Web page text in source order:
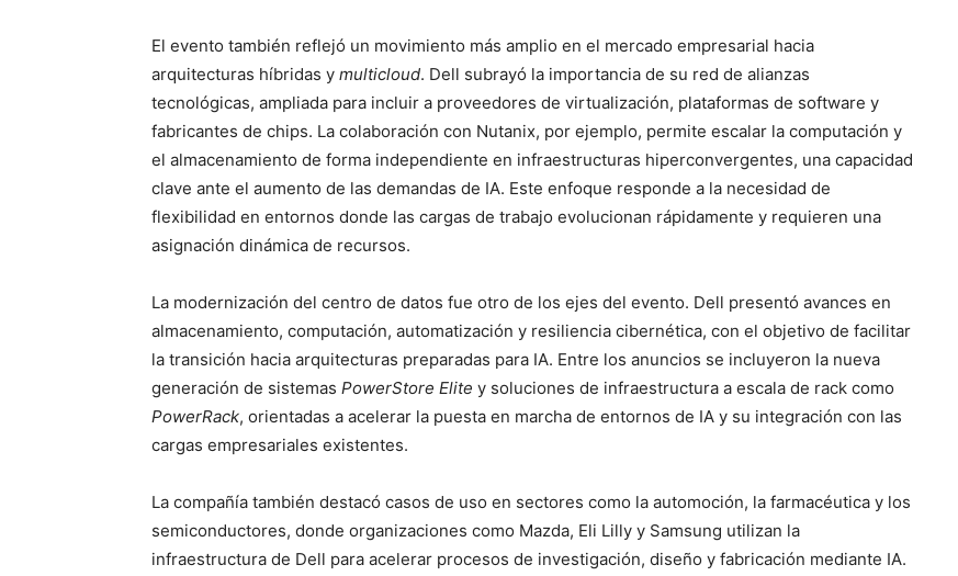
El evento también reflejó un movimiento más amplio en el mercado empresarial hacia
arquitecturas híbridas y multicloud. Dell subrayó la importancia de su red de alianzas
tecnológicas, ampliada para incluir a proveedores de virtualización, plataformas de software y
fabricantes de chips. La colaboración con Nutanix, por ejemplo, permite escalar la computación y
el almacenamiento de forma independiente en infraestructuras hiperconvergentes, una capacidad
clave ante el aumento de las demandas de IA. Este enfoque responde a la necesidad de
flexibilidad en entornos donde las cargas de trabajo evolucionan rápidamente y requieren una
asignación dinámica de recursos.
La modernización del centro de datos fue otro de los ejes del evento. Dell presentó avances en
almacenamiento, computación, automatización y resiliencia cibernética, con el objetivo de facilitar
la transición hacia arquitecturas preparadas para IA. Entre los anuncios se incluyeron la nueva
generación de sistemas PowerStore Elite y soluciones de infraestructura a escala de rack como
PowerRack, orientadas a acelerar la puesta en marcha de entornos de IA y su integración con las
cargas empresariales existentes.
La compañía también destacó casos de uso en sectores como la automoción, la farmacéutica y los
semiconductores, donde organizaciones como Mazda, Eli Lilly y Samsung utilizan la
infraestructura de Dell para acelerar procesos de investigación, diseño y fabricación mediante IA.